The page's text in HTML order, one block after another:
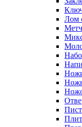
Лом